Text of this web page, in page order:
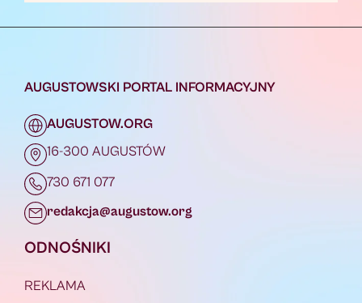
AUGUSTOWSKI PORTAL INFORMACYJNY
AUGUSTOW.ORG
16-300 AUGUSTÓW
730 671 077
redakcja@augustow.org
ODNOŚNIKI
REKLAMA